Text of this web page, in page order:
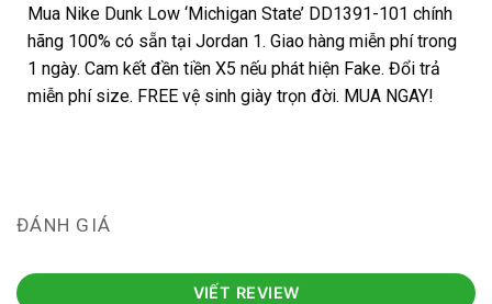
Mua Nike Dunk Low ‘Michigan State’ DD1391-101 chính
hãng 100% có sẵn tại Jordan 1. Giao hàng miễn phí trong
1 ngày. Cam kết đền tiền X5 nếu phát hiện Fake. Đổi trả
miễn phí size. FREE vệ sinh giày trọn đời. MUA NGAY!
ĐÁNH GIÁ
VIẾT REVIEW